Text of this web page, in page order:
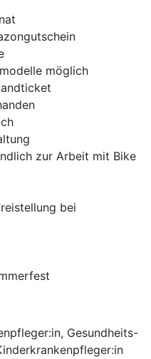
möglich
zur Arbeit mit Bike
bei
Gesundheits-